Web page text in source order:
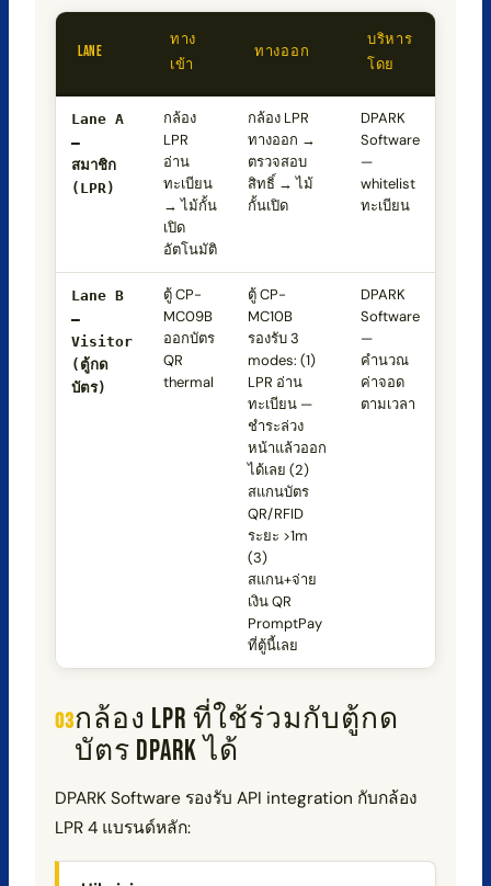
LANE
ทาง
เข้า
ทางออก
บริหาร
โดย
Lane A
—
สมาชิก
(LPR)
กล้อง
LPR
อ่าน
ทะเบียน
→ ไม้กั้น
เปิด
อัตโนมัติ
กล้อง LPR
ทางออก →
ตรวจสอบ
สิทธิ์ → ไม้
กั้นเปิด
DPARK
Software
—
whitelist
ทะเบียน
Lane B
—
Visitor
(ตู้กด
บัตร)
ตู้ CP-
MC09B
ออกบัตร
QR
thermal
ตู้ CP-
MC10B
รองรับ 3
modes: (1)
LPR อ่าน
ทะเบียน —
ชำระล่วง
หน้าแล้วออก
ได้เลย (2)
สแกนบัตร
QR/RFID
ระยะ >1m
(3)
สแกน+จ่าย
เงิน QR
PromptPay
ที่ตู้นี้เลย
DPARK
Software
—
คำนวณ
ค่าจอด
ตามเวลา
กล้อง LPR ที่ใช้ร่วมกับตู้กด
บัตร DPARK ได้
DPARK Software รองรับ API integration กับกล้อง
LPR 4 แบรนด์หลัก: